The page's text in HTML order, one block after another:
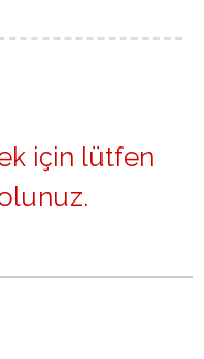
için lütfen
.